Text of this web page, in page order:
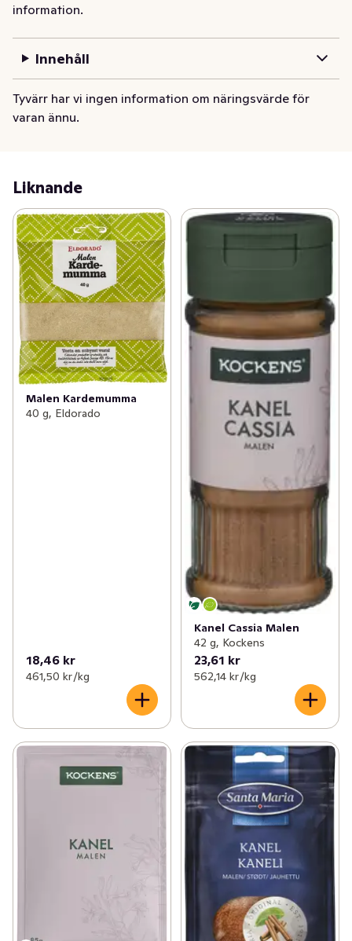
information.
Innehåll
Tyvärr har vi ingen information om näringsvärde för
varan ännu.
Liknande
Malen Kardemumma
40 g, Eldorado
18,46 kr
461,50 kr /kg
Kanel Cassia Malen
42 g, Kockens
23,61 kr
562,14 kr /kg